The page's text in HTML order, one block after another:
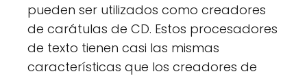
pueden ser utilizados como creadores
de carátulas de CD. Estos procesadores
de texto tienen casi las mismas
características que los creadores de